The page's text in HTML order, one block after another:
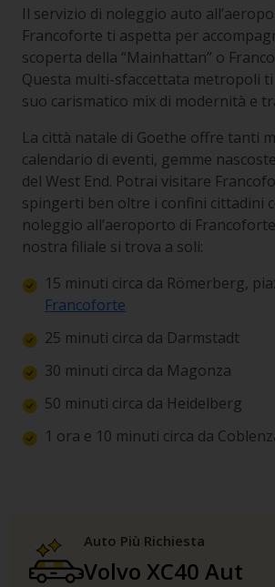
Il servizio di noleggio auto
Francoforte ti aspetta per
scoperta della “Mainhattan” o
Questa multi-sfaccettata metropoli
suo carismatico mix di modernità e
La città natale di Goethe offre tanti
calendario di eventi, gemme
del West End. Potrai visitare
spingerti ben oltre i confini cittadini
noleggio all’aeroporto di
nostra filiale si trova a soli:
15 minuti circa da Römerberg,
Francoforte
25 minuti circa da Darmstadt
30 minuti circa da Magonza
50 minuti circa da Heidelberg
1 ora e 10 minuti circa da
Auto Più Richiesta
Volvo XC40 Aut